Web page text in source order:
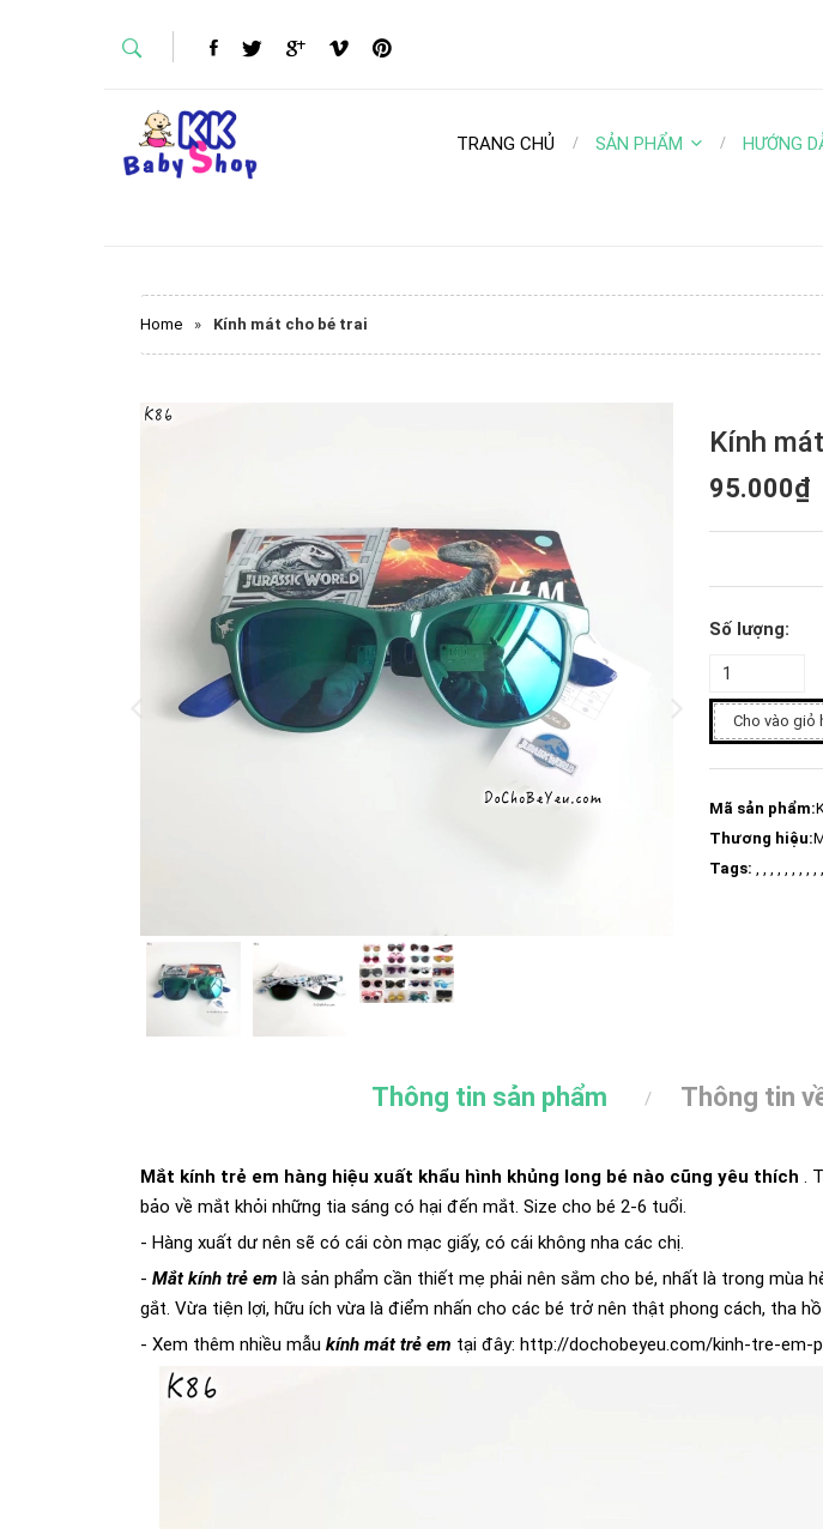
TRANG CHỦ SẢN PHẨM HƯỚNG
Home » Kính mát cho bé trai
Kính
95.000₫
Số lượng:
Cho vào giỏ
Mã sản phẩm:
Thương hiệu:
Tags: , , , , , , , , ,
Thông tin sản phẩm Thông tin
Mắt kính trẻ em hàng hiệu xuất khẩu hình khủng long bé nào cũng yêu thích .
bảo về mắt khỏi những tia sáng có hại đến mắt. Size cho bé 2-6 tuổi.
- Hàng xuất dư nên sẽ có cái còn mạc giấy, có cái không nha các chị.
- Mắt kính trẻ em là sản phẩm cần thiết mẹ phải nên sắm cho bé, nhất là trong mùa
gắt. Vừa tiện lợi, hữu ích vừa là điểm nhấn cho các bé trở nên thật phong cách, tha
- Xem thêm nhiều mẫu kính mát trẻ em tại đây: http://dochobeyeu.com/kinh-tre-em-